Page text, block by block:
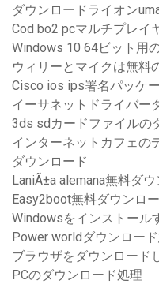
ダウンロードライオン
Cod bo2 pcマルチプレイ
Windows 10 64ビット用
ウィリーとマイクは無料
Cisco ios ips署名パッケ
イーサネットドライバー
3ds sdカードファイルの
インターネットカフェの
ダウンロード
LaniÃ±a alemana無料ダ
Easy2boot無料ダウンロ
Windowsをインストール
Power worldダウンロー
ブラウザをダウンロード
PCのダウンロード処理